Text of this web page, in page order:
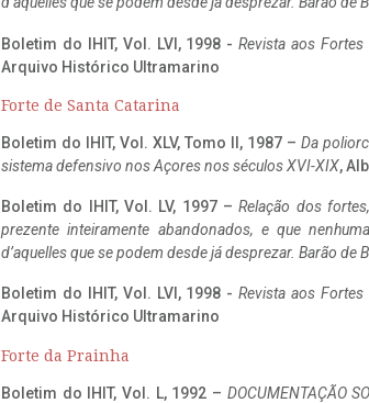
Boletim do IHIT, Vol. LVI, 1998 -Revista aos
Arquivo Histórico Ultramarino
Forte de Santa Catarina
Boletim do IHIT, Vol. XLV, Tomo II, 1987 – Da
sistema defensivo nos Açores nos séculos XVI-XIX,
Boletim do IHIT, Vol. LV, 1997 –Relação dos
prezente inteiramente abandonados, e que
d’aquelles que se podem desde já desprezar. Barão de
Boletim do IHIT, Vol. LVI, 1998 -Revista aos
Arquivo Histórico Ultramarino
Forte da Prainha
Boletim do IHIT, Vol. L, 1992 – DOCUMENTAÇÃO